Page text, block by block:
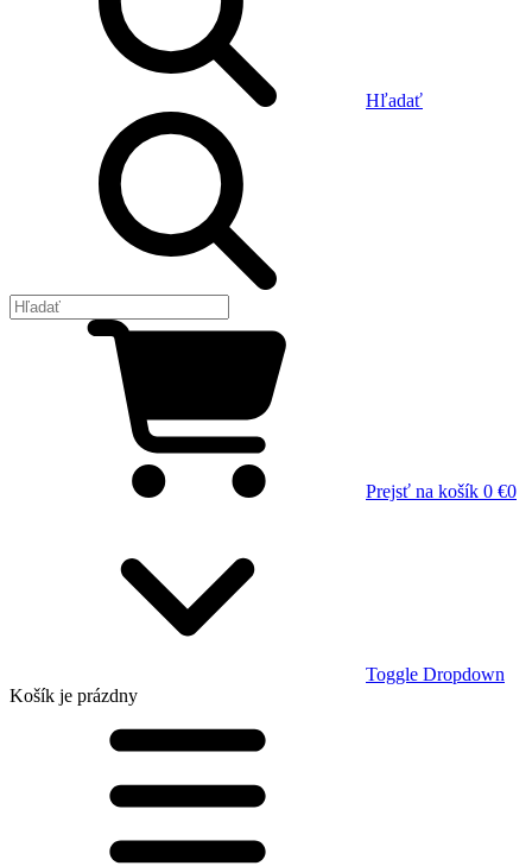
Hľadať
Prejsť na košík 0 €0
Toggle Dropdown
Košík je prázdny